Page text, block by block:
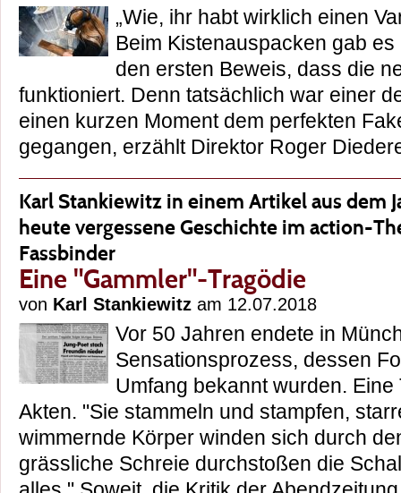
„Wie, ihr habt wirklich einen
Beim Kistenauspacken gab
den ersten Beweis, dass die
funktioniert. Denn tatsächlich war einer
einen kurzen Moment dem perfekten
gegangen, erzählt Direktor Roger
Karl Stankiewitz in einem Artikel aus dem
heute vergessene Geschichte im action-
Fassbinder
Eine "Gammler"-Tragödie
von Karl Stankiewitz am 12.07.2018
Vor 50 Jahren endete in
Sensationsprozess, dessen
Umfang bekannt wurden.
Akten. "Sie stammeln und stampfen,
wimmernde Körper winden sich durch
grässliche Schreie durchstoßen die